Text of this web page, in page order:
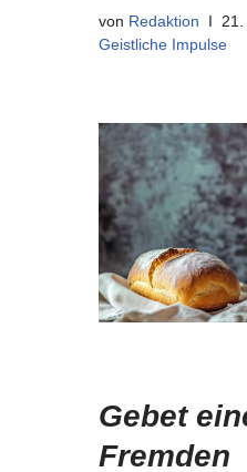
von Redaktion
21.
Geistliche Impulse
Gebet
Fremden